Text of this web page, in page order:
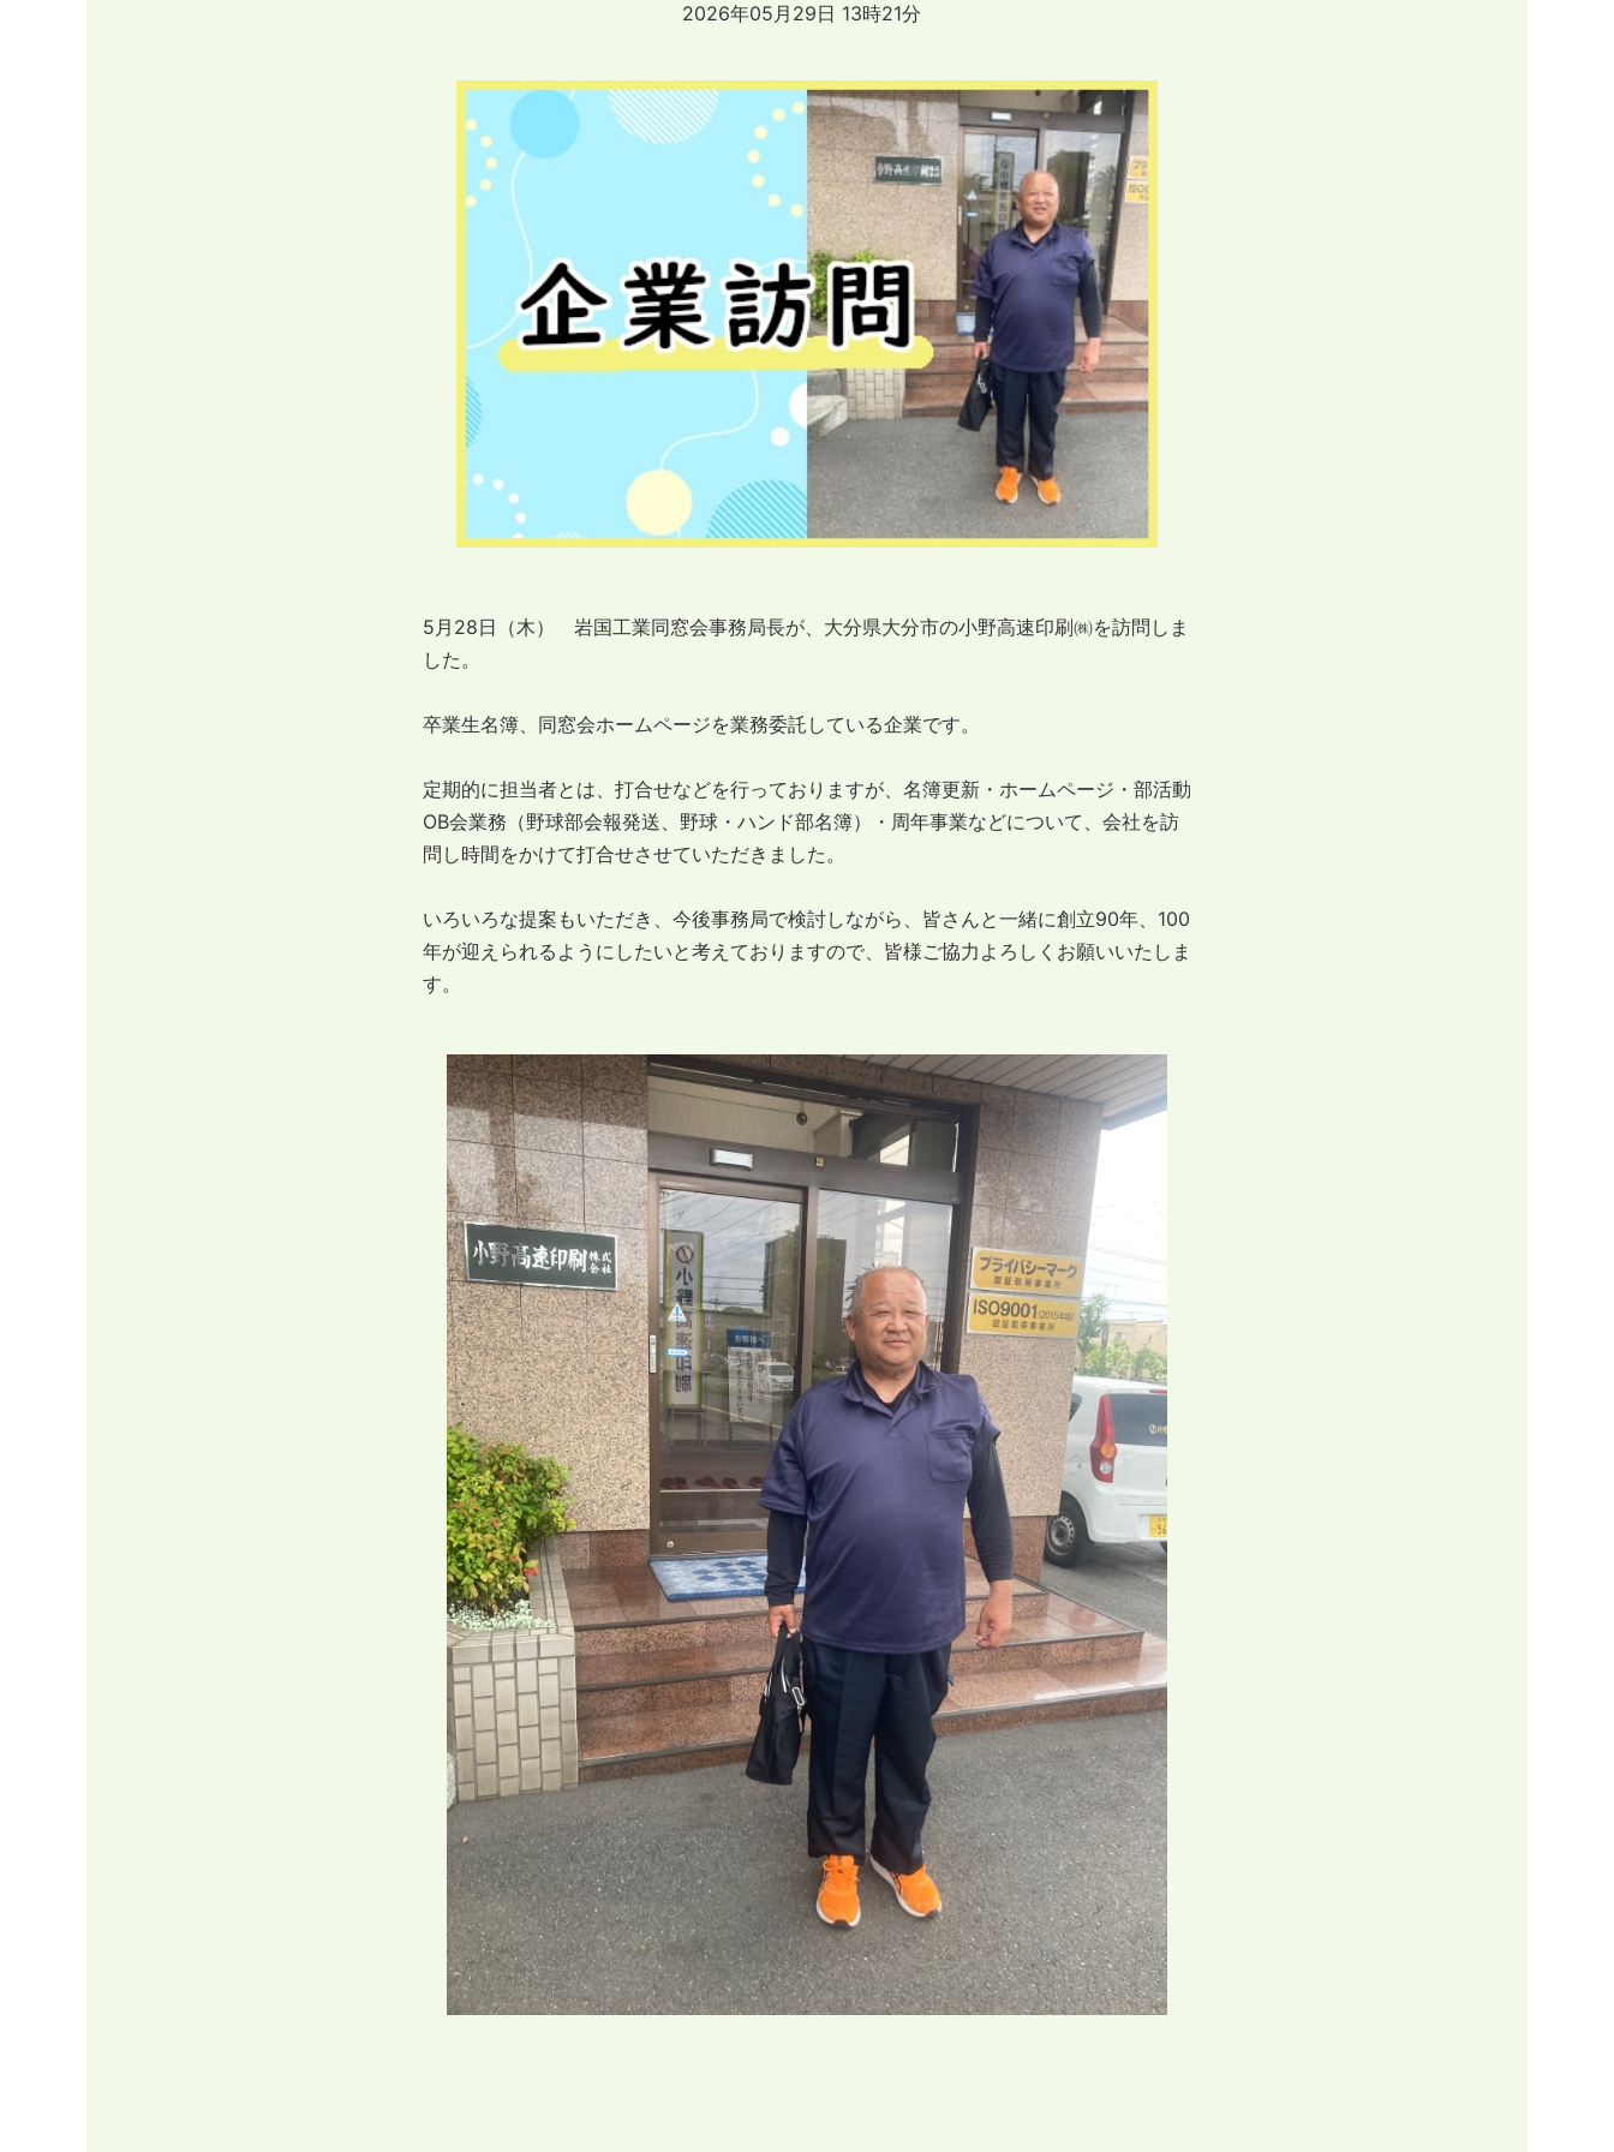
2026年05月29日 13時21分
5月28日（木） 岩国工業同窓会事務局長が、大分県大分市の小野高速印刷㈱を訪問しま
した。
卒業生名簿、同窓会ホームページを業務委託している企業です。
定期的に担当者とは、打合せなどを行っておりますが、名簿更新・ホームページ・部活動
OB会業務（野球部会報発送、野球・ハンド部名簿）・周年事業などについて、会社を訪
問し時間をかけて打合せさせていただきました。
いろいろな提案もいただき、今後事務局で検討しながら、皆さんと一緒に創立90年、100
年が迎えられるようにしたいと考えておりますので、皆様ご協力よろしくお願いいたしま
す。